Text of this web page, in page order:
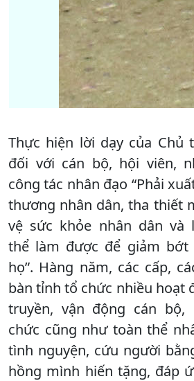
Thực hiện lời dạy của Chủ
đối với cán bộ, hội viên,
công tác nhân đạo “Phải
thương nhân dân, tha thiết
vệ sức khỏe nhân dân và
thể làm được để giảm bớt
họ”. Hàng năm, các cấp,
bàn tỉnh tổ chức nhiều hoạt
truyền, vận động cán bộ,
chức cũng như toàn thể
tình nguyện, cứu người
hồng mình hiến tặng, đáp